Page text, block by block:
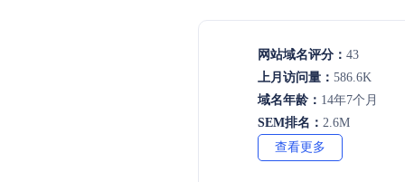
网站域名评分： 43
上月访问量： 586.6K
域名年龄： 14年7个月
SEM排名： 2.6M
查看更多